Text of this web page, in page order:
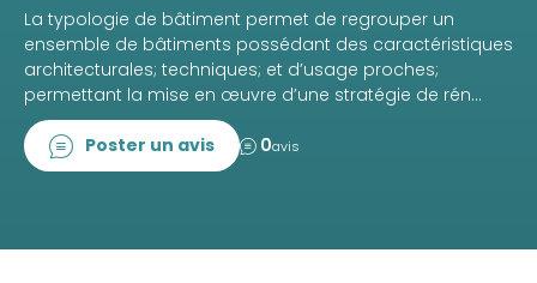
La typologie de bâtiment permet de regrouper un
ensemble de bâtiments possédant des caractéristiques
architecturales; techniques; et d’usage proches;
permettant la mise en œuvre d’une stratégie de rén...
Poster un avis 0avis